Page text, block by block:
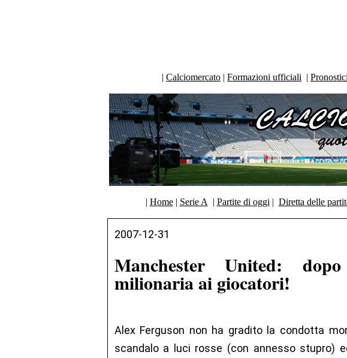
| Calciomercato | Formazioni ufficiali | Pronostici
| Home| Serie A | Partite di oggi | Diretta delle
2007-12-31
Manchester United:
milionaria ai giocatori!
Alex Ferguson non ha gradito la condotta
scandalo a luci rosse (con annesso stupro)